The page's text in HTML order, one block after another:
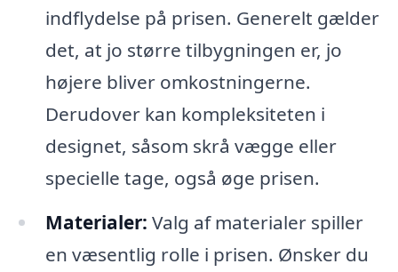
indflydelse på prisen. Generelt gælder
det, at jo større tilbygningen er, jo
højere bliver omkostningerne.
Derudover kan kompleksiteten i
designet, såsom skrå vægge eller
specielle tage, også øge prisen.
Materialer: Valg af materialer spiller
en væsentlig rolle i prisen. Ønsker du